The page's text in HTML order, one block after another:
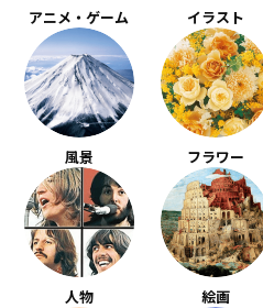
アニメ・ゲーム イラスト
風景 フラワー
人物 絵画